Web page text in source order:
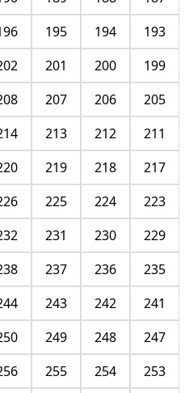
193
194
195
199
200
201
205
206
207
211
212
213
217
218
219
223
224
225
229
230
231
235
236
237
241
242
243
247
248
249
253
254
255